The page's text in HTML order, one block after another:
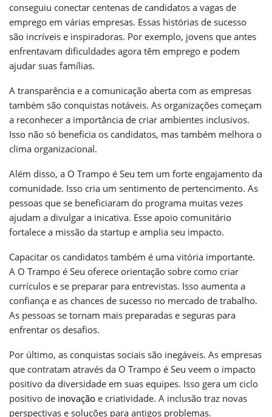
conseguiu conectar centenas de candidatos a vagas de
emprego em várias empresas. Essas histórias de sucesso
são incríveis e inspiradoras. Por exemplo, jovens que antes
enfrentavam dificuldades agora têm emprego e podem
ajudar suas famílias.
A transparência e a comunicação aberta com as empresas
também são conquistas notáveis. As organizações começam
a reconhecer a importância de criar ambientes inclusivos.
Isso não só beneficia os candidatos, mas também melhora o
clima organizacional.
Além disso, a O Trampo é Seu tem um forte engajamento da
comunidade. Isso cria um sentimento de pertencimento. As
pessoas que se beneficiaram do programa muitas vezes
ajudam a divulgar a inicativa. Esse apoio comunitário
fortalece a missão da startup e amplia seu impacto.
Capacitar os candidatos também é uma vitória importante.
A O Trampo é Seu oferece orientação sobre como criar
currículos e se preparar para entrevistas. Isso aumenta a
confiança e as chances de sucesso no mercado de trabalho.
As pessoas se tornam mais preparadas e seguras para
enfrentar os desafios.
Por último, as conquistas sociais são inegáveis. As empresas
que contratam através da O Trampo é Seu veem o impacto
positivo da diversidade em suas equipes. Isso gera um ciclo
positivo de inovação e criatividade. A inclusão traz novas
perspectivas e soluções para antigos problemas.